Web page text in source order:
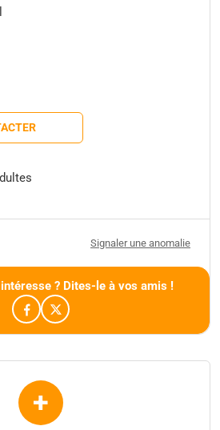
Signaler une anomalie
? Dites-le à vos amis !
+